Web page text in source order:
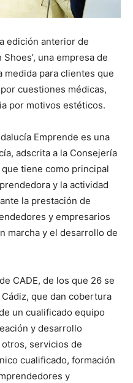
edición anterior de
Shoes’, una empresa de
medida para clientes que
cuestiones médicas,
por motivos estéticos.
Emprende es una
adscrita a la Consejería
tiene como principal
y la actividad
la prestación de
y empresarios
marcha y el desarrollo de
CADE, de los que 26 se
que dan cobertura
un cualificado equipo
y desarrollo
servicios de
cualificado, formación
y